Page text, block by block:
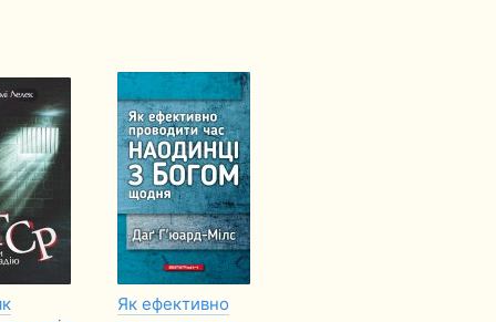
Як ефективно